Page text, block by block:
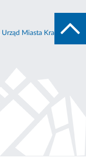
Urząd Miasta Krakowa